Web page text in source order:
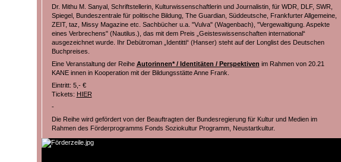
Dr. Mithu M. Sanyal, Schriftstellerin, Kulturwissenschaftlerin und Journalistin, für WDR, DLF, SWR,
Spiegel, Bundeszentrale für politische Bildung, The Guardian, Süddeutsche, Frankfurter Allgemeine,
ZEIT, taz, Missy Magazine etc. Sachbücher u.a. "Vulva" (Wagenbach), "Vergewaltigung. Aspekte
eines Verbrechens" (Nautilus.), das mit dem Preis „Geisteswissenschaften international“
ausgezeichnet wurde. Ihr Debütroman „Identitti“ (Hanser) steht auf der Longlist des Deutschen
Buchpreises.
Eine Veranstaltung der Reihe Autorinnen* / Identitäten / Perspektiven im Rahmen von 20.21
KANE innen in Kooperation mit der Bildungsstätte Anne Frank.
Eintritt: 5,- €
Tickets: HIER
-
Die Reihe wird gefördert von der Beauftragten der Bundesregierung für Kultur und Medien im
Rahmen des Förderprogramms Fonds Soziokultur Programm, Neustartkultur.